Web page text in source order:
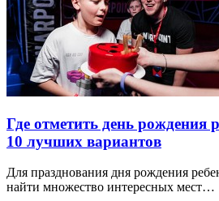
Где отметить день рождения
10 лучших вариантов
Для празднования дня рождения
найти множество интересных мест…